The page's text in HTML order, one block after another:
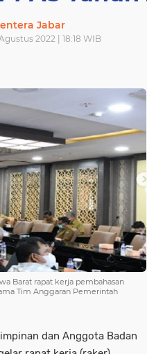
Jabar
2022 | 18:18 WIB
Barat rapat kerja pembahasan
Tim Anggaran Pemerintah
dan Anggota Badan